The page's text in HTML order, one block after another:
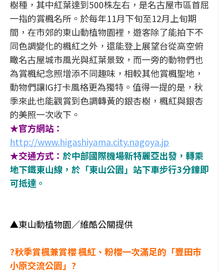
樹種，其中紅葉達到500株左右，是名古屋市區首屈
一指的賞楓名所。於每年11月下旬至12月上旬期
間，在市郊的東山動植物園裡，遊客除了能拍下不
同色調變化的楓紅之外，還能登上展望台從高空俯
瞰名古屋城市風光與紅葉景致，而一旁的動物們也
為賞楓紀念照增添不同趣味，相較其他賞楓聖地，
動物們讓IG打卡風格更為獨特。值得一提的是，秋
季來此也能觀賞到色調轉黃的銀杏樹，楓紅與銀杏
的美照一次收下。
★官方網站：
http://www.higashiyama.city.nagoya.jp
★交通方式： 於中部國際機場新特麗亞出發，轉乘
地下鐵東山線，於「東山公園」站下車步行3分鐘即
可抵達。
▲東山動植物園／維酷公關提供
?秋季賞楓兼賞櫻 楓紅、粉櫻一次滿足的「豐田市
小原交流公園」?